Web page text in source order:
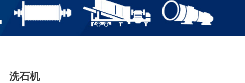
洗石机